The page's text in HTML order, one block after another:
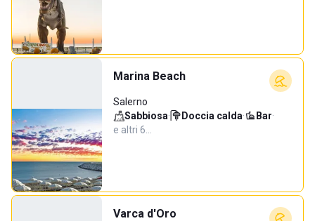
Marina Beach
Salerno
Sabbiosa· Doccia calda· Bar·
e altri 6…
Varca d'Oro